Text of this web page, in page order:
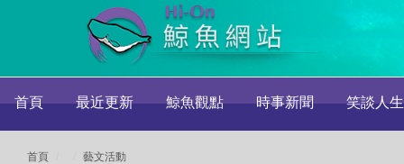
首頁 最近更新 鯨魚觀點 時事新聞 笑談人生
首頁
藝文活動